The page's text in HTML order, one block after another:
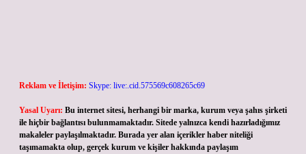
Reklam ve İletişim: Skype: live:.cid.575569c608265c69
Yasal Uyarı: Bu internet sitesi, herhangi bir marka, kurum veya şahıs şirketi
ile hiçbir bağlantısı bulunmamaktadır. Sitede yalnızca kendi hazırladığımız
makaleler paylaşılmaktadır. Burada yer alan içerikler haber niteliği
taşımamakta olup, gerçek kurum ve kişiler hakkında paylaşım